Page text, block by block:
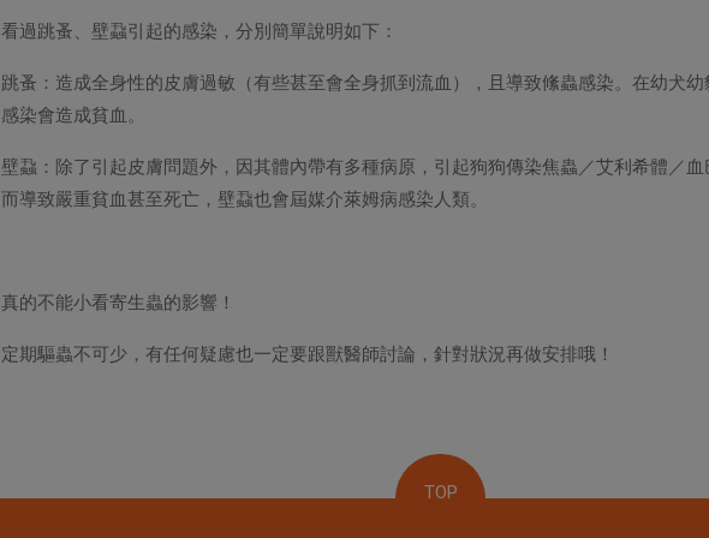
看過跳蚤、壁蝨引起的感染，分別簡單說明如下：
跳蚤：造成全身性的皮膚過敏（有些甚至會全身抓到流血），且導致絛蟲感染。在幼犬幼
感染會造成貧血。
壁蝨：除了引起皮膚問題外，因其體內帶有多種病原，引起狗狗傳染焦蟲／艾利希體／血
而導致嚴重貧血甚至死亡，壁蝨也會屆媒介萊姆病感染人類。
真的不能小看寄生蟲的影響！
定期驅蟲不可少，有任何疑慮也一定要跟獸醫師討論，針對狀況再做安排哦！
TOP